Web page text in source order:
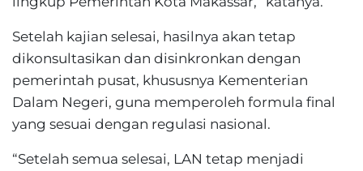
Setelah kajian selesai, hasilnya akan tetap
dikonsultasikan dan disinkronkan dengan
pemerintah pusat, khususnya Kementerian
Dalam Negeri, guna memperoleh formula final
yang sesuai dengan regulasi nasional.
“Setelah semua selesai, LAN tetap menjadi